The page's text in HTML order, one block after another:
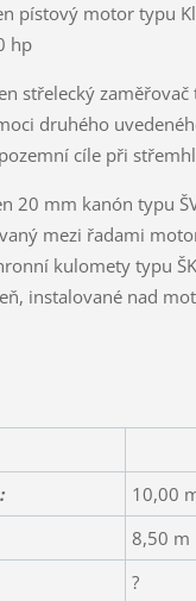
motor typu
hp
střelecký zaměřovač
druhého
cíle při
mm kanón typu
mezi řadami
kulomety typu
instalované nad
10,00
8,50 m
?